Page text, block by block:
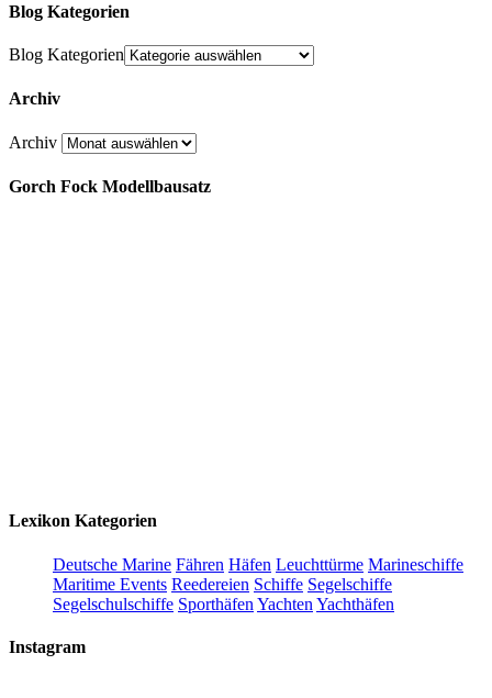
Blog Kategorien
Blog Kategorien
Archiv
Archiv
Gorch Fock Modellbausatz
Lexikon Kategorien
Deutsche Marine Fähren Häfen Leuchttürme Marineschiffe
Maritime Events Reedereien Schiffe Segelschiffe
Segelschulschiffe Sporthäfen Yachten Yachthäfen
Instagram